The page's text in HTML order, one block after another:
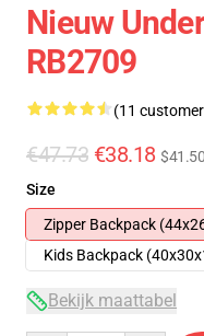
Nieuw
RB2709
(11
€47.73 €38.18 $41.50
Size
Zipper Backpack
Kids Backpack
Bekijk maattabel